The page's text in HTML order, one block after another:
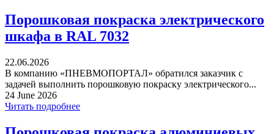
Порошковая покраска электрического
шкафа в RAL 7032
22.06.2026
В компанию «ПНЕВМОПОРТАЛ» обратился заказчик с
задачей выполнить порошковую покраску электрического...
24 June 2026
Читать подробнее